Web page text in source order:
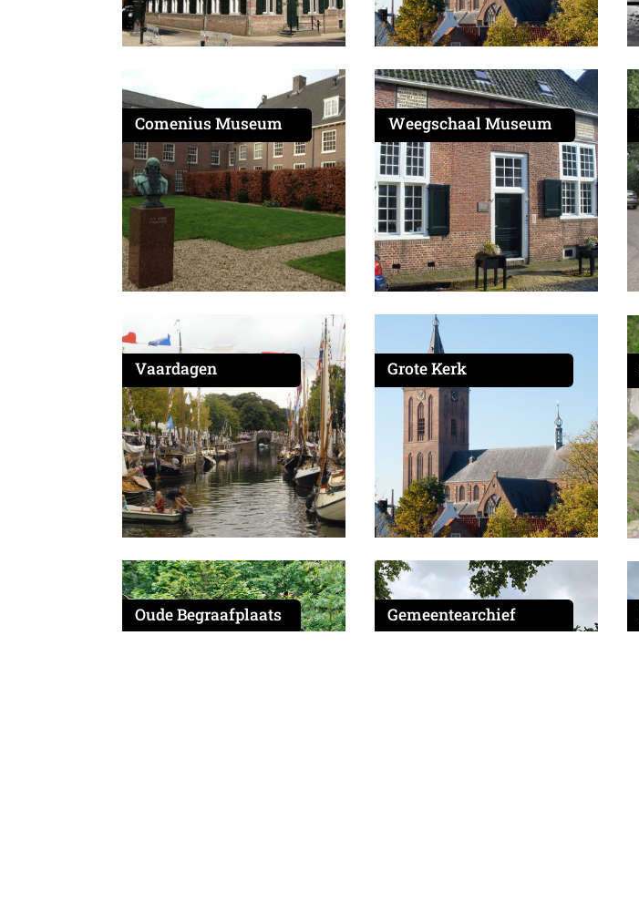
Comenius Museum Weegschaal Museum
Vaardagen Grote Kerk
Oude Begraafplaats Gemeentearchief